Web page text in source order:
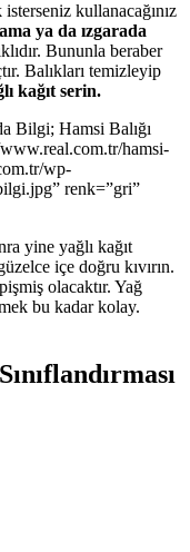
kullanacağınız
ya da ızgarada
Bununla beraber
Balıkları temizleyip
kağıt serin.
Bilgi; Hamsi Balığı
hamsi-
wp-
renk=”gri”
yine yağlı kağıt
içe doğru kıvırın.
olacaktır. Yağ
bu kadar kolay.